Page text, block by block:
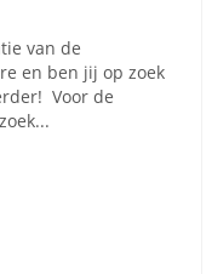
van de
en ben jij op zoek
Voor de